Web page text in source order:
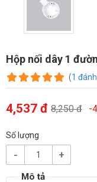
Hộp nối dây 1
(1
4,537 đ 8,250 đ -
Số lượng
- +